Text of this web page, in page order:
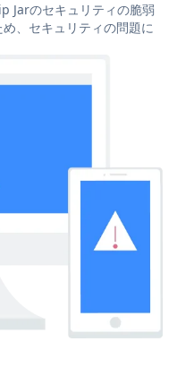
Jarのセキュリティの脆弱
、セキュリティの問題に